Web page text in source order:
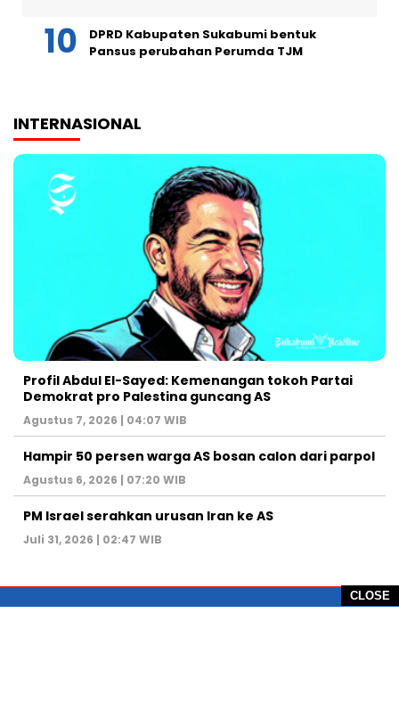
CLOSE
DPRD Kabupaten Sukabumi bentuk
Pansus perubahan Perumda TJM
INTERNASIONAL
Profil Abdul El-Sayed: Kemenangan tokoh Partai
Demokrat pro Palestina guncang AS
Agustus 7, 2026 | 04:07 WIB
Hampir 50 persen warga AS bosan calon dari parpol
Agustus 6, 2026 | 07:20 WIB
PM Israel serahkan urusan Iran ke AS
Juli 31, 2026 | 02:47 WIB